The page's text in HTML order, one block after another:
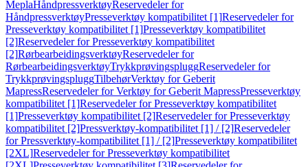
MeplaHåndpressverktøyReservedeler for
HåndpressverktøyPresseverktøy kompatibilitet [1]Reservedeler for
Presseverktøy kompatibilitet [1]Presseverktøy kompatibilitet
[2]Reservedeler for Presseverktøy kompatibilitet
[2]RørbearbeidingsverktøyReservedeler for
RørbearbeidingsverktøyTrykkprøvingspluggReservedeler for
TrykkprøvingspluggTilbehørVerktøy for Geberit
MapressReservedeler for Verktøy for Geberit MapressPresseverktøy
kompatibilitet [1]Reservedeler for Presseverktøy kompatibilitet
[1]Presseverktøy kompatibilitet [2]Reservedeler for Presseverktøy
kompatibilitet [2]Pressverktøy-kompatibilitet [1] / [2]Reservedeler
for Pressverktøy-kompatibilitet [1] / [2]Presseverktøy kompatibilitet
[2XL]Reservedeler for Presseverktøy kompatibilitet